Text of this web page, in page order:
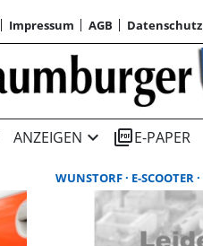
Impressum AGB Datenschutz
ANZEIGEN expand_more picture_as_pdfE-PAPER
WUNSTORF E-SCOOTER